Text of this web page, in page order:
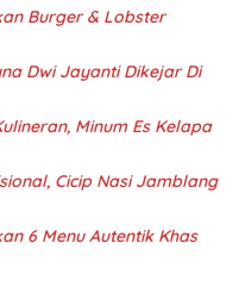
Burger & Lobster
Dwi Jayanti Dikejar Di
Minum Es Kelapa
Cicip Nasi Jamblang
6 Menu Autentik Khas